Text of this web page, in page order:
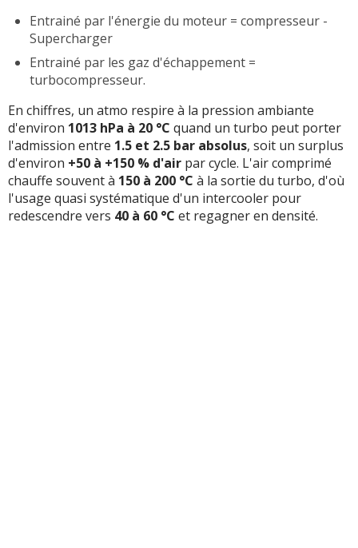
Entrainé par l'énergie du moteur = compresseur -
Supercharger
Entrainé par les gaz d'échappement =
turbocompresseur.
En chiffres, un atmo respire à la pression ambiante
d'environ 1013 hPa à 20 °C quand un turbo peut porter
l'admission entre 1.5 et 2.5 bar absolus, soit un surplus
d'environ +50 à +150 % d'air par cycle. L'air comprimé
chauffe souvent à 150 à 200 °C à la sortie du turbo, d'où
l'usage quasi systématique d'un intercooler pour
redescendre vers 40 à 60 °C et regagner en densité.